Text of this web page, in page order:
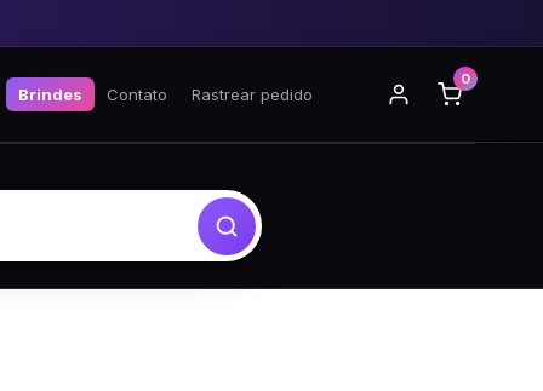
Brindes Contato Rastrear pedido
0